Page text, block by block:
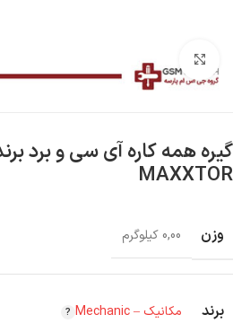
بزرگنمایی تصویر
گیره همه کاره آی سی و برد
MAXXTOR
وزن 0,00 کیلوگرم
برند مکانیک – Mechanic